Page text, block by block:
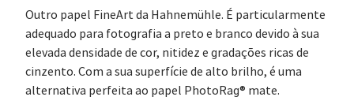
Outro papel FineArt da Hahnemühle. É particularmente
adequado para fotografia a preto e branco devido à sua
elevada densidade de cor, nitidez e gradações ricas de
cinzento. Com a sua superfície de alto brilho, é uma
alternativa perfeita ao papel PhotoRag® mate.